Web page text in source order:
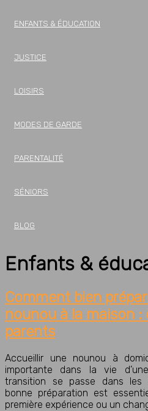
ENFANTS & ÉDUCATION
JUSTICE
LOISIRS
MODES DE GARDE
PARENTALITÉ
SÉNIORS
BLOG
Enfants &
Comment bien
nounou à la maison :
parents
Accueillir une nounou à
importante dans la vie
transition se passe dans les
bonne préparation est
première expérience ou un